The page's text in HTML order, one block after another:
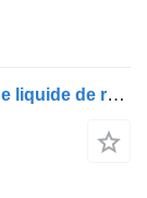
Flexible de climatisation Scania tuyau de liquide de refroidissement 2336179 pour tracteur routier Scania R410